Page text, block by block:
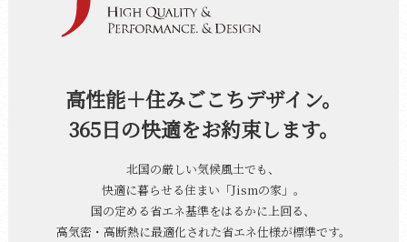
高性能＋住みごこちデザイン。
365日の快適をお約束します。
北国の厳しい気候風土でも、
快適に暮らせる住まい「Jismの家」。
国の定める省エネ基準をはるかに上回る、
高気密・高断熱に最適化された省エネ仕様が標準です。